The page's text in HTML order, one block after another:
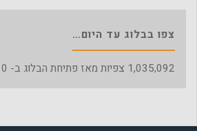
צפו בבלוג עד היום…
1,035,092 צפיות מאז פתיחת הבלוג ב- 21/2/2010.